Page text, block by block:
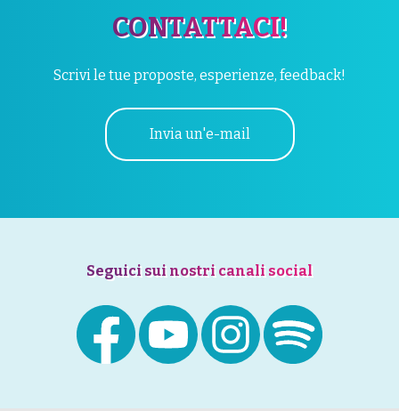
CONTATTACI!
Scrivi le tue proposte, esperienze, feedback!
Invia un'e-mail
Seguici sui nostri canali social